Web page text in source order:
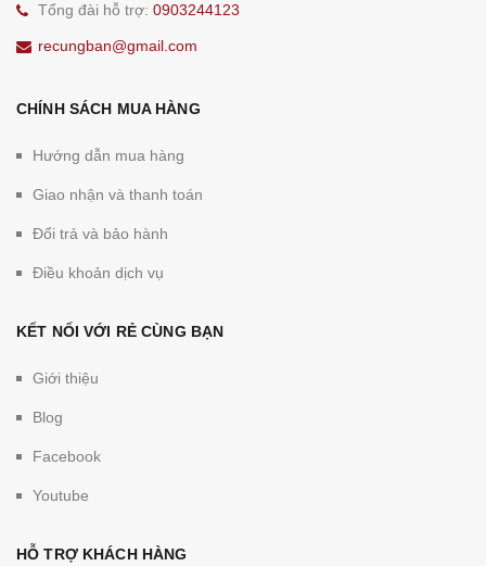
Tổng đài hỗ trợ: 0903244123
recungban@gmail.com
CHÍNH SÁCH MUA HÀNG
Hướng dẫn mua hàng
Giao nhận và thanh toán
Đổi trả và bảo hành
Điều khoản dịch vụ
KẾT NỐI VỚI RẺ CÙNG BẠN
Giới thiệu
Blog
Facebook
Youtube
HỖ TRỢ KHÁCH HÀNG